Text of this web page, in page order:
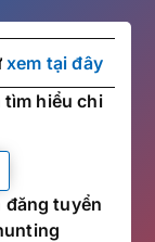
xem tại đây
hiểu chi
tuyển